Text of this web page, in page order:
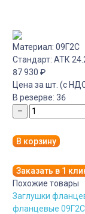
Материал: 09Г2С
Стандарт: АТК
87 930 ₽
Цена за шт. (с
В резерве: 36
–
В корзину
Заказать в 1
Похожие товары
Заглушки
фланцевые